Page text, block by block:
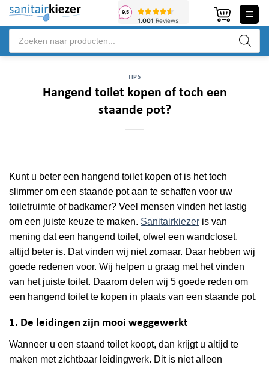
Ga
inhoud
Producten
zoeken
TIPS
Hangend toilet kopen of toch een
staande pot?
Kunt u beter een hangend toilet kopen of is het toch
slimmer om een staande pot aan te schaffen voor uw
toiletruimte of badkamer? Veel mensen vinden het lastig
om een juiste keuze te maken. Sanitairkiezer is van
mening dat een hangend toilet, ofwel een wandcloset,
altijd beter is. Dat vinden wij niet zomaar. Daar hebben wij
goede redenen voor. Wij helpen u graag met het vinden
van het juiste toilet. Daarom delen wij 5 goede reden om
een hangend toilet te kopen in plaats van een staande pot.
1. De leidingen zijn mooi weggewerkt
Wanneer u een staand toilet koopt, dan krijgt u altijd te
maken met zichtbaar leidingwerk. Dit is niet alleen